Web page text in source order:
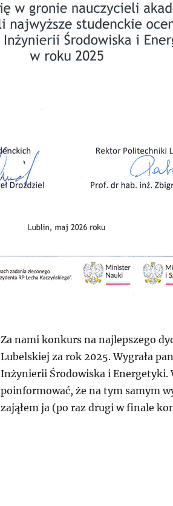
Za nami konkurs na najlepszego
Lubelskiej za rok 2025. Wygrała
Inżynierii Środowiska i Energetyki.
poinformować, że na tym samym
zająłem ja (po raz drugi w finale